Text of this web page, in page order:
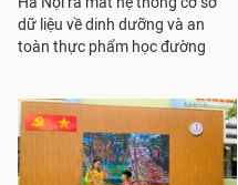
dữ liệu về dinh dưỡng và an
toàn thực phẩm học đường